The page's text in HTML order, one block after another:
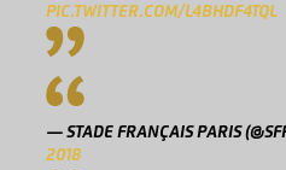
PIC.TWITTER.COM/L4BHDF4TQL
— STADE FRANÇAIS PARIS
2018